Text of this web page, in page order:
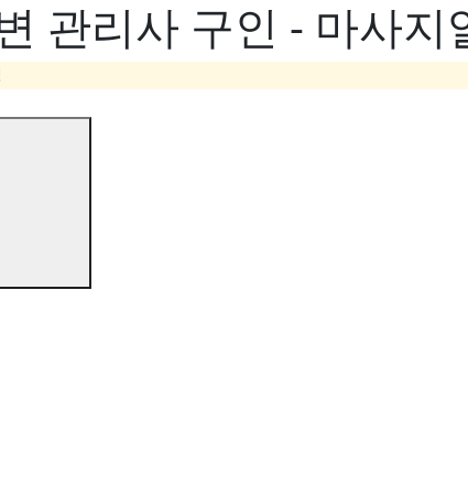
관리사 구인 - 마사지